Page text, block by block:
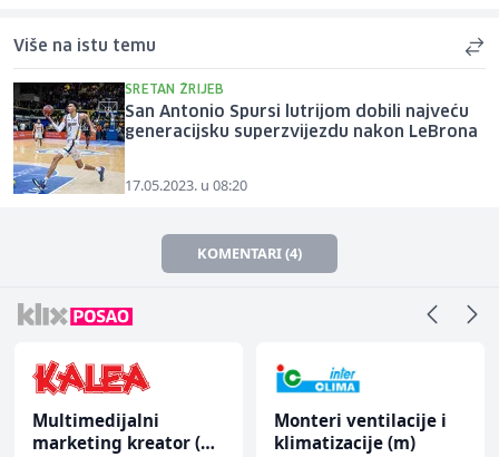
Više na istu temu
SRETAN ŽRIJEB
San Antonio Spursi lutrijom dobili najveću
generacijsku superzvijezdu nakon LeBrona
17.05.2023. u 08:20
KOMENTARI (4)
Multimedijalni
marketing kreator (m/
Monteri ventilacije i
klimatizacije (m)